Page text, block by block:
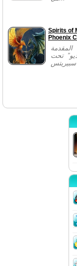
Spirits of
Phoenix
المقدمة
تحت